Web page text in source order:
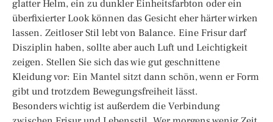
glatter Helm, ein zu dunkler Einheitsfarbton oder ein
überfixierter Look können das Gesicht eher härter wirken
lassen. Zeitloser Stil lebt von Balance. Eine Frisur darf
Disziplin haben, sollte aber auch Luft und Leichtigkeit
zeigen. Stellen Sie sich das wie gut geschnittene
Kleidung vor: Ein Mantel sitzt dann schön, wenn er Form
gibt und trotzdem Bewegungsfreiheit lässt.
Besonders wichtig ist außerdem die Verbindung